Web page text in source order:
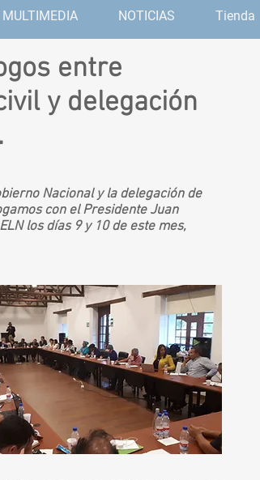
MULTIMEDIA NOTICIAS Tienda
entre
y delegación
Nacional y la delegación de
con el Presidente Juan
los días 9 y 10 de este mes,